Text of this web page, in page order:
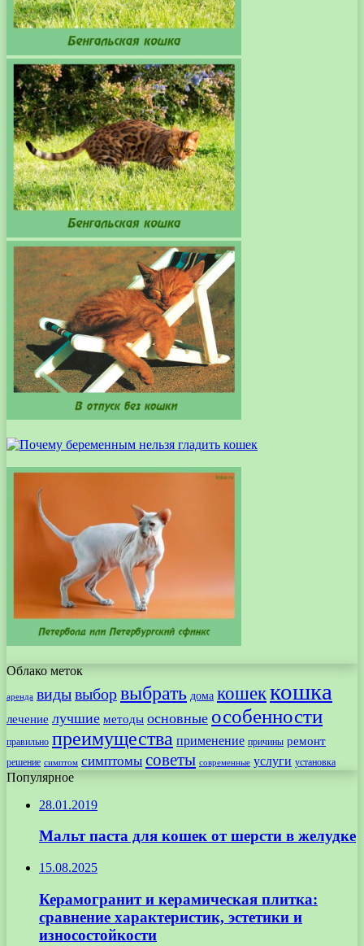
Облако меток
аренда видывыборвыбрать дома кошеккошка
лечение лучшие методы основные особенности
правильно преимущества применение причины ремонт
решение симптом симптомы советы современные услуги установка
Популярное
28.01.2019
Мальт паста для кошек от шерсти в желудке
15.08.2025
Керамогранит и керамическая плитка:
сравнение характеристик, эстетики и
износостойкости